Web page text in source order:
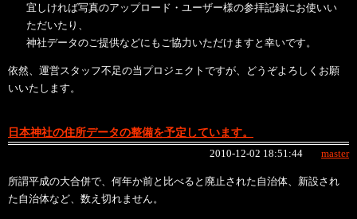
宜しければ写真のアップロード・ユーザー様の参拝記録にお使いい
ただいたり、
神社データのご提供などにもご協力いただけますと幸いです。
依然、運営スタッフ不足の当プロジェクトですが、どうぞよろしくお願
いいたします。
日本神社の住所データの整備を予定しています。
2010-12-02 18:51:44 master
所謂平成の大合併で、何年か前と比べると廃止された自治体、新設され
た自治体など、数え切れません。